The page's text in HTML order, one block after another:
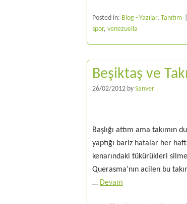
Posted in: Blog - Yazılar, Tanıtım
spor, venezuella
Beşiktaş ve
26/02/2012 by Sanver
Başlığı attım ama
yaptığı bariz hatalar her
kenarındaki tükürükleri
Querasma’nın acilen bu
… Devam